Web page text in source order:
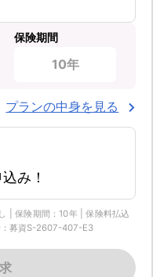
保険期間
10年
プランの中身を見る
み！
保険期間：10年 | 保険料払込
：募資S-2607-407-E3